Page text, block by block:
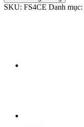
SKU: FS4CE Danh mục: